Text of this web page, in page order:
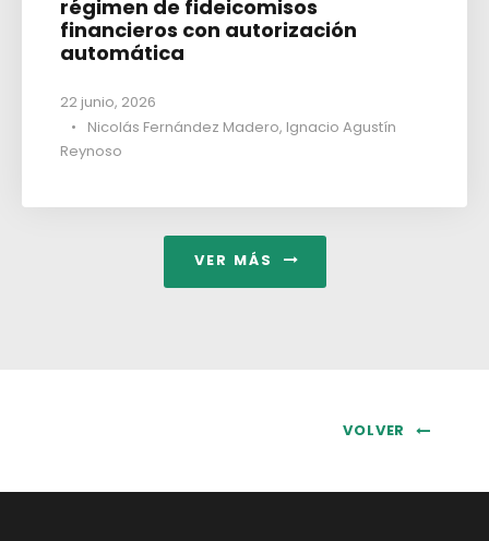
régimen de fideicomisos
financieros con autorización
automática
22 junio, 2026
•
Nicolás Fernández Madero, Ignacio Agustín
Reynoso
VER MÁS
VOLVER